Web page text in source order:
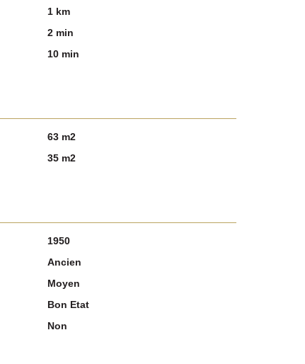
1 km
2 min
10 min
63 m2
35 m2
1950
Ancien
Moyen
Bon Etat
Non